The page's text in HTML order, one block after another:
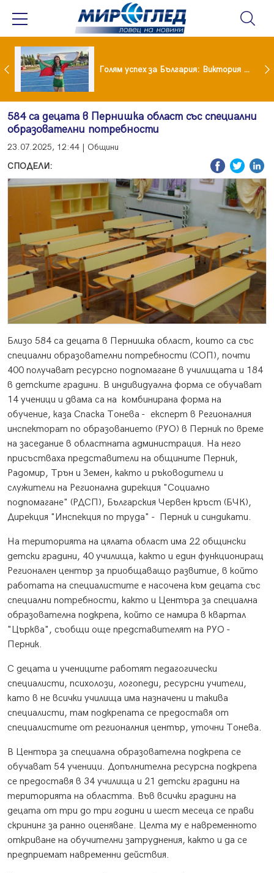
Когато всичко те дразни: тези трикове променят настроението за минути Голям успех за България: Виктория Ангелова грабна световна титла в тройния скок
584 са децата в Пернишка област със специални
образователни потребности
23.07.2025, 12:44 | Общини
СПОДЕЛИ:
Близо 584 са децата в Пернишка област, които са със
специални образователни потребности (СОП), почти
400 получават ресурсно подпомагане в училищата и 184
в детските градини. В индивидуална форма се обучават
14 ученици и двама са на комбинирана форма на
обучение, каза Спаска Тонева - експерт в Регионалния
инспекторат по образованието (РУО) в Перник по време
на заседание в областната администрация. На него
присъстваха представители на общините Перник,
Радомир, Трън и Земен, както и ръководители и
служители на Регионална дирекция "Социално
подпомагане" (РДСП), Българския Червен кръст (БЧК),
Дирекция "Инспекция по труда" - Перник и синдикати.
На територията на цялата област има 22 общински
детски градини, 40 училища, както и един функциониращ
Регионален център за приобщаващо развитие, в който
работата на специалистите е насочена към децата със
специални потребности, както и Центъра за специална
образователна подкрепа, който се намира в квартал
"Църква", съобщи още представителят на РУО -
Перник.
С децата и учениците работят педагогически
специалисти, психолози, логопеди, ресурсни учители,
като в не всички училища има назначени и такива
специалисти, там подкрепата се предоставя от
специалистите от регионалния център, уточни Тонева.
В Центъра за специална образователна подкрепа се
обучават 54 ученици. Допълнителна ресурсна подкрепа
се предоставя в 34 училища и 21 детски градини на
територията на областта. Във всички градини на
децата от три до три години и шест месеца се прави
скрининг за ранно оценяване. Целта му е навременното
откриване на обучителни затруднения, както и да се
предприемат навременни действия.